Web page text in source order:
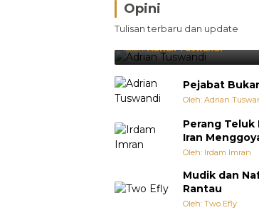
Opini
Tulisan terbaru dan update
Brasil Lebih
Jepang Selalu Punya
Kejutan
Oleh:Adrian Tuswandi
Pejabat
Oleh: Adrian
Perang
Iran
AS dari Dalam
Oleh: Irdam Imran
Mudik dan
Rantau
Oleh: Two Efly